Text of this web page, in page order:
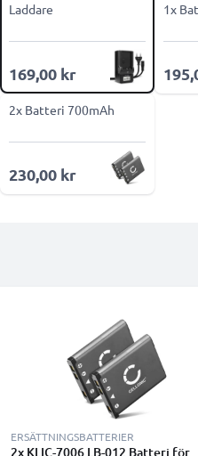
Laddare
169,00 kr
1x
2x Batteri 700mAh
230,00 kr
ERSÄTTNINGSBATTERIER
2x KLIC-7006 LB-012 Batteri för